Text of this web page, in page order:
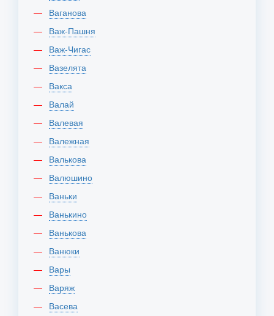
Ваганова
Важ-Пашня
Важ-Чигас
Вазелята
Вакса
Валай
Валевая
Валежная
Валькова
Валюшино
Ваньки
Ванькино
Ванькова
Ванюки
Вары
Варяж
Васева